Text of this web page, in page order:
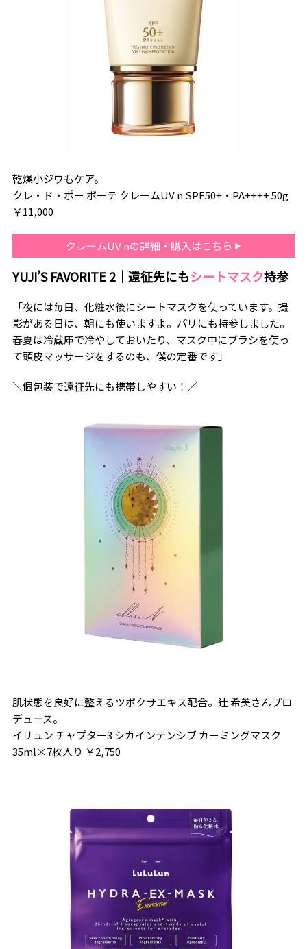
乾燥小ジワもケア。
クレ・ド・ポー ボーテ クレームUV n SPF50+・PA++++ 50g
￥11,000
クレームUV nの詳細・購入はこちら
YUJI’S FAVORITE 2｜遠征先にもシートマスク持参
「夜には毎日、化粧水後にシートマスクを使っています。撮
影がある日は、朝にも使いますよ。パリにも持参しました。
春夏は冷蔵庫で冷やしておいたり、マスク中にブラシを使っ
て頭皮マッサージをするのも、僕の定番です」
＼個包装で遠征先にも携帯しやすい！／
肌状態を良好に整えるツボクサエキス配合。辻 希美さんプロ
デュース。
イリュン チャプター3 シカインテンシブ カーミングマスク
35ml×7枚入り ￥2,750